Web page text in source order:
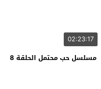
02:23:17
مسلسل حب محتمل الحلقة 8